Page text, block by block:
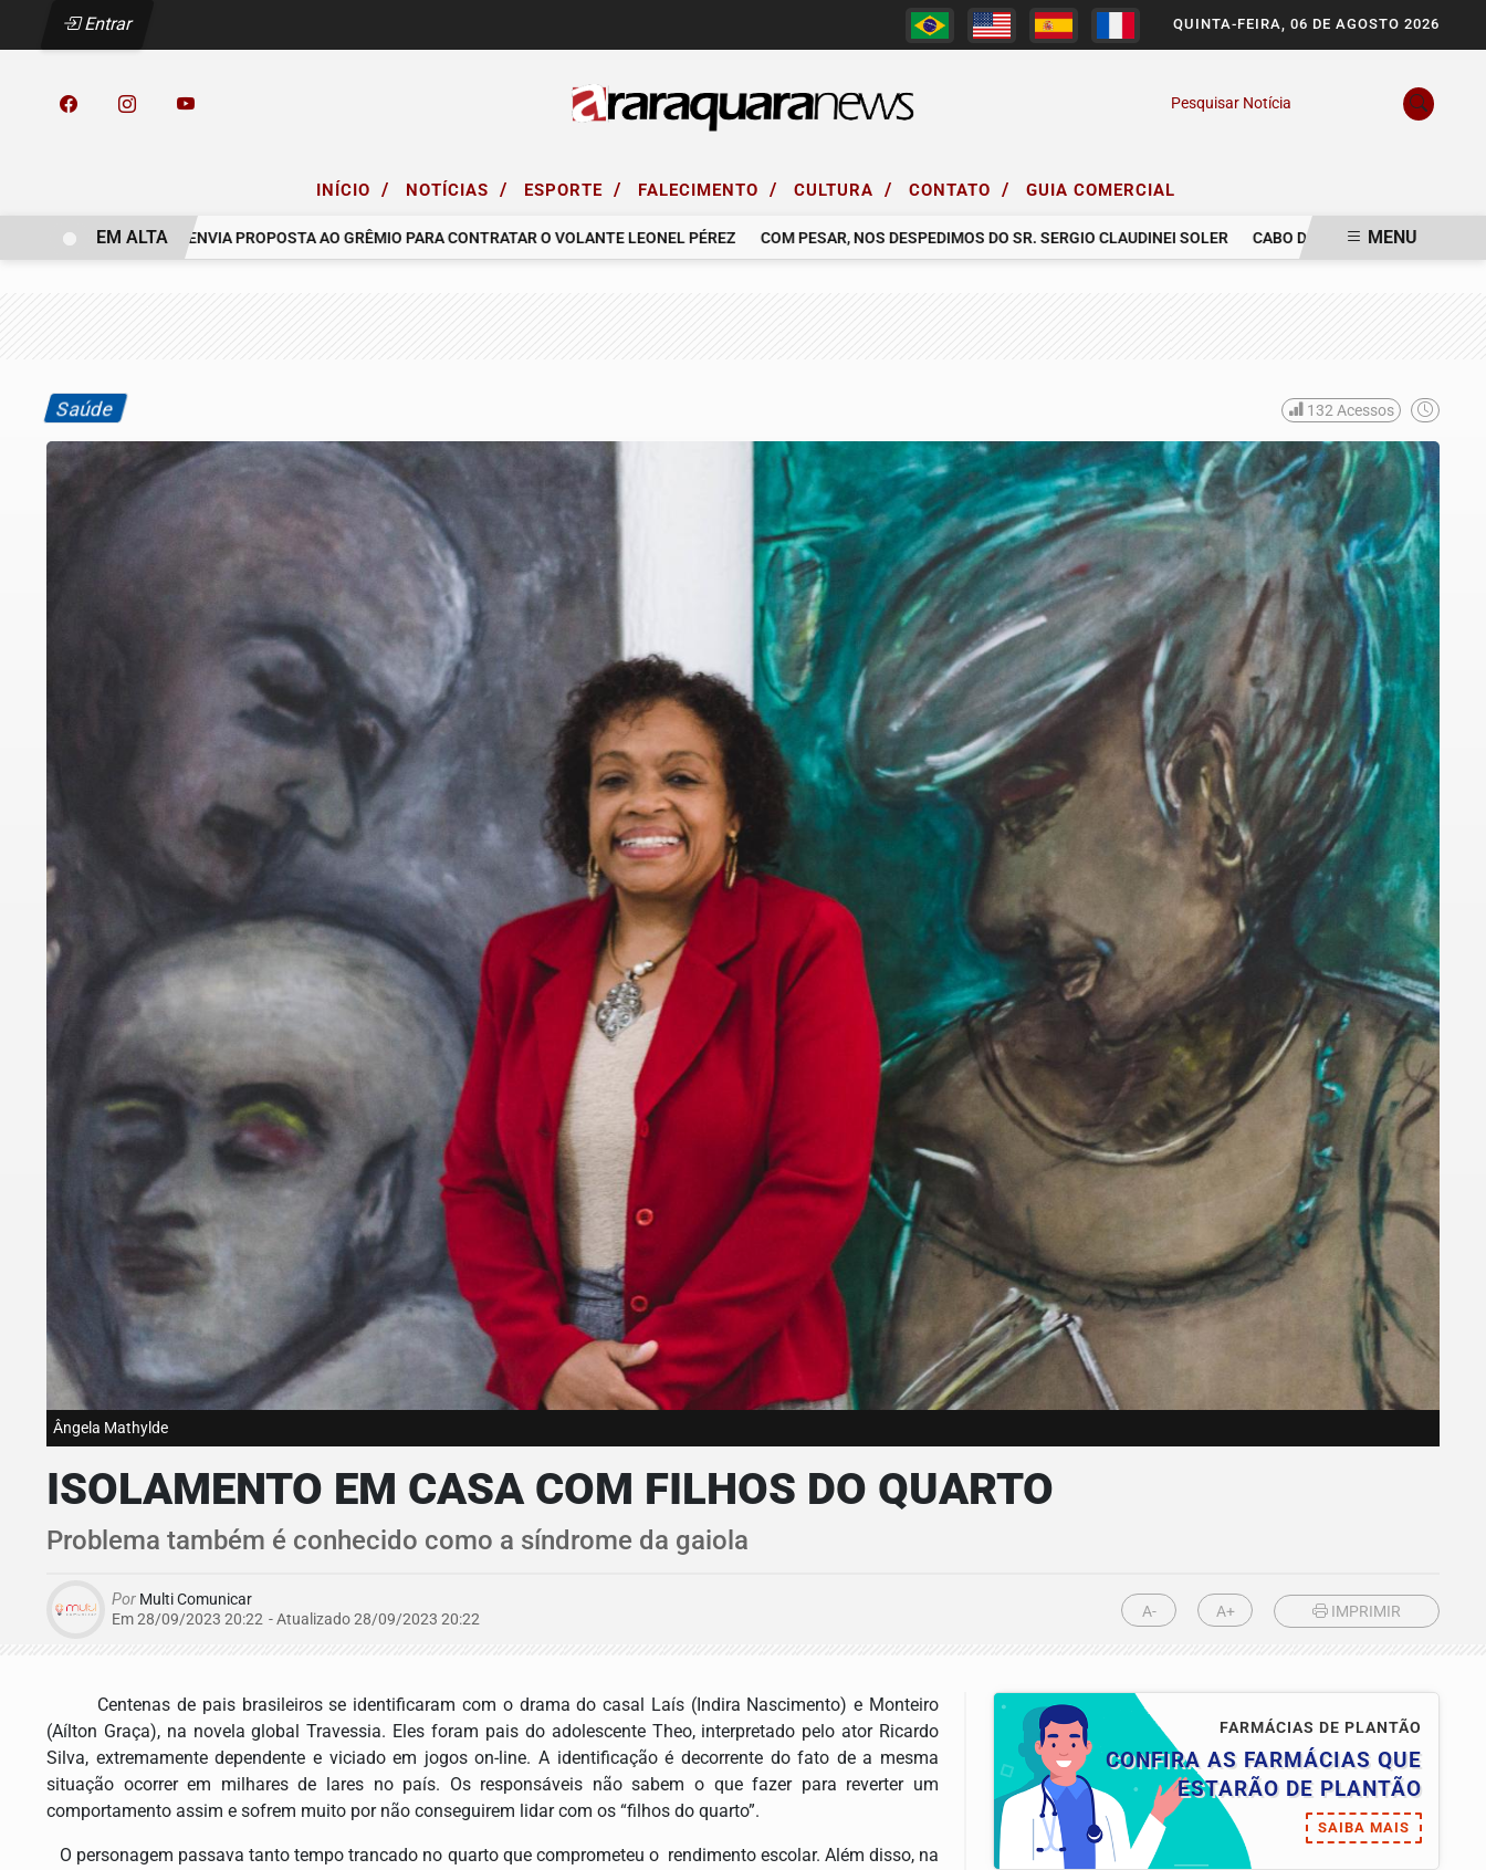
Entrar QUINTA-FEIRA, 06 DE AGOSTO 2026
Pesquisar Notícia
INÍCIO / NOTÍCIAS / ESPORTE / FALECIMENTO / CULTURA / CONTATO / GUIA COMERCIAL
RACING ENVIA PROPOSTA AO GRÊMIO PARA CONTRATAR O VOLANTE LEONEL PÉREZ COM PESAR, NOS DESPEDIMOS DO SR. SERGIO CLAUDINEI SOLER CABO DA POLÍCIA MILITAR MORRE
EM ALTA MENU
Saúde 132Acessos
Ângela Mathylde
ISOLAMENTO EM CASA COM FILHOS DO QUARTO
Problema também é conhecido como a síndrome da gaiola
Por Multi Comunicar
Em 28/09/2023 20:22 - Atualizado28/09/2023 20:22 A- A+ IMPRIMIR
Centenas de pais brasileiros se identificaram com o drama do casal Laís (Indira Nascimento) e Monteiro
(Aílton Graça), na novela global Travessia. Eles foram pais do adolescente Theo, interpretado pelo ator Ricardo
Silva, extremamente dependente e viciado em jogos on-line. A identificação é decorrente do fato de a mesma
situação ocorrer em milhares de lares no país. Os responsáveis não sabem o que fazer para reverter um
comportamento assim e sofrem muito por não conseguirem lidar com os “filhos do quarto”.
O personagem passava tanto tempo trancado no quarto que comprometeu o rendimento escolar. Além disso, na
FARMÁCIAS DE PLANTÃO
CONFIRA AS FARMÁCIAS QUE
ESTARÃO DE PLANTÃO
SAIBA MAIS